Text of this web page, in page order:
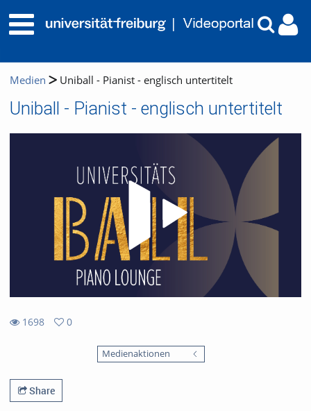
Medien Uniball - Pianist - englisch untertitelt
Uniball - Pianist - englisch untertitelt
1698
0
Medienaktionen
Share